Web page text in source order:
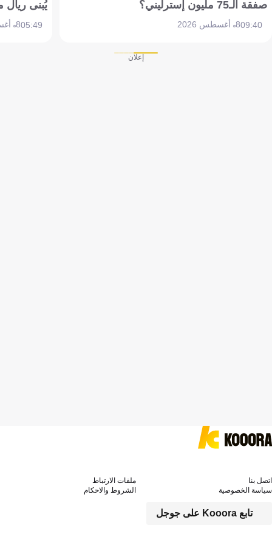
صفقة الـ75 مليون إسترليني؟
09:408 أغسطس 2026
يُبنى ريال
05:498 أغسطس 2026
إعلان
تابع Kooora على جوجل
اتصل بنا
ملفات الارتباط
سياسة الخصوصية
الشروط والاحكام